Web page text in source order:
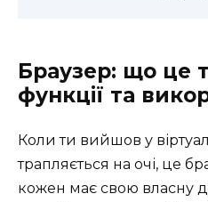
Браузер: що це
функції та
Коли ти вийшов у
трапляється на очі, це
кожен має свою власну